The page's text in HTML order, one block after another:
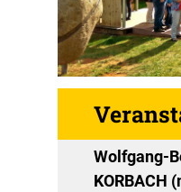
Wolfgang-
KORBACH